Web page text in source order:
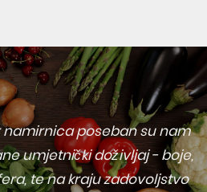
namirnica poseban su nam
umjetnički doživljaj - boje,
te na kraju zadovoljstvo